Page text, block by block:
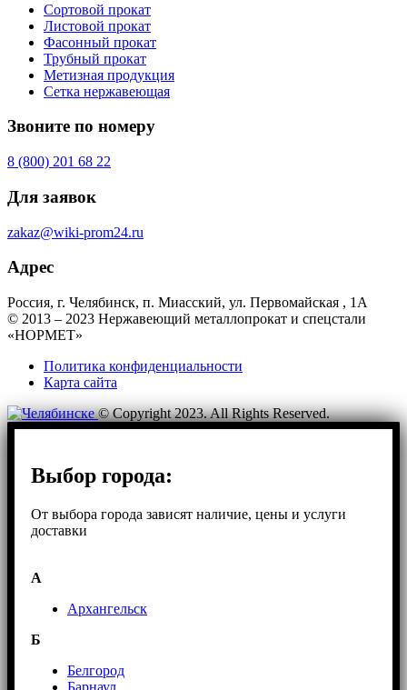
Сортовой прокат
Листовой прокат
Фасонный прокат
Трубный прокат
Метизная продукция
Сетка нержавеющая
Звоните по номеру
8 (800) 201 68 22
Для заявок
zakaz@wiki-prom24.ru
Адрес
Россия, г. Челябинск, п. Миасский, ул. Первомайская , 1А
© 2013 – 2023 Нержавеющий металлопрокат и спецстали
«НОРМЕТ»
Политика конфиденциальности
Карта сайта
© Copyright 2023. All Rights Reserved.
Выбор города:
От выбора города зависят наличие, цены и услуги
доставки
А
Архангельск
Б
Белгород
Барнаул